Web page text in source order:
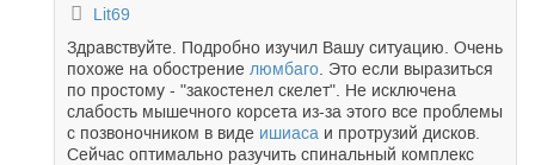
Lit69
Здравствуйте. Подробно изучил Вашу ситуацию. Очень
похоже на обострение люмбаго . Это если выразиться
по простому - "закостенел скелет". Не исключена
слабость мышечного корсета из-за этого все проблемы
с позвоночником в виде ишиаса и протрузий дисков.
Сейчас оптимально разучить спинальный комплекс